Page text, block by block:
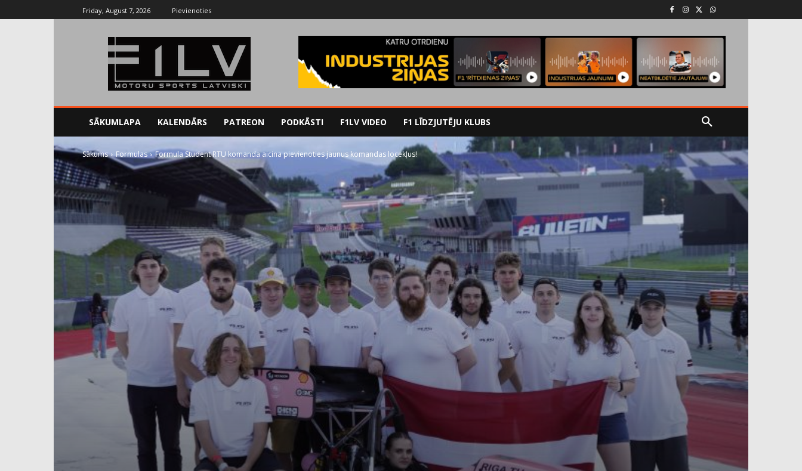
Friday, August 7, 2026 Pievienoties
SĀKUMLAPA KALENDĀRS PATREON PODKĀSTI F1LV VIDEO F1 LĪDZJUTĒJU KLUBS
Sākums Formulas Formula Student RTU komanda aicina pievienoties jaunus komandas locekļus!